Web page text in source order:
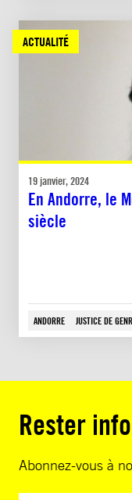
ACTUALITÉ
19 janvier, 2024
En Andorre, le
siècle
ANDORRE JUSTICE DE
Rester
Abonnez-vous à